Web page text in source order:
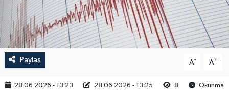
Paylaş A- A+
28.06.2026 - 13:23 28.06.2026 - 13:25 8
Okunma
RESMİ İLAN